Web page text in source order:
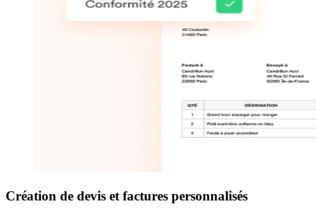
Création de devis et factures personnalisés